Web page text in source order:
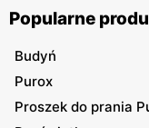
Popularne
Budyń
Purox
Proszek do prania